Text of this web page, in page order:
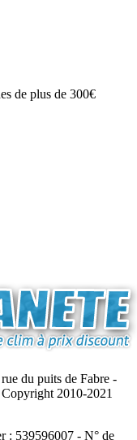
de plus de 300€
du puits de Fabre -
2010-2021
: 539596007 - N° de